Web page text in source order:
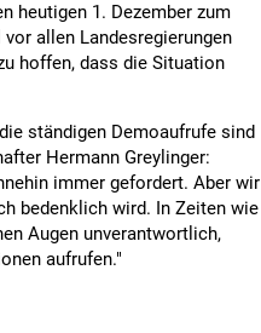
heutigen 1. Dezember zum
allen Landesregierungen
hoffen, dass die Situation
ständigen Demoaufrufe sind
Hermann Greylinger:
immer gefordert. Aber wir
bedenklich wird. In Zeiten wie
Augen unverantwortlich,
aufrufen."